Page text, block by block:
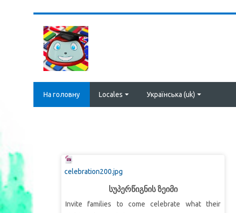
На головну Locales Українська ‎(uk)‎
celebration200.jpg
სუპერწიგნის ზეიმი
Invite families to come celebrate what their